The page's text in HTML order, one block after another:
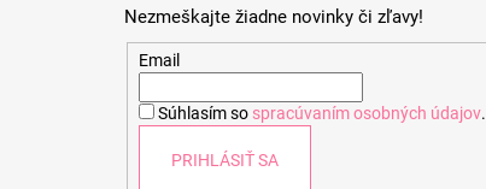
Nezmeškajte žiadne novinky či zľavy!
Email
Súhlasím so spracúvaním osobných údajov.
PRIHLÁSIŤ SA